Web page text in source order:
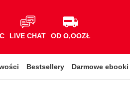
LIVE CHAT OD O,OOZŁ
Bestsellery Darmowe ebooki